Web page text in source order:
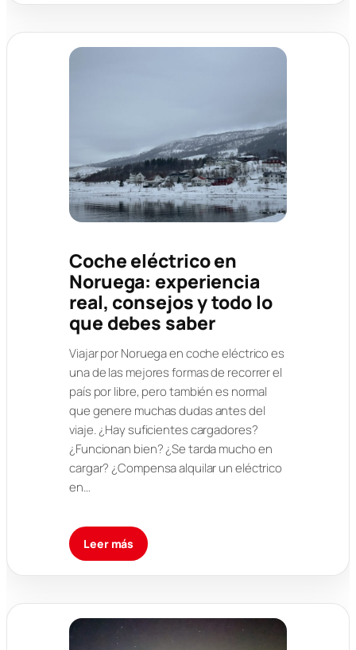
Coche eléctrico en
Noruega: experiencia
real, consejos y todo lo
que debes saber
Viajar por Noruega en coche eléctrico es
una de las mejores formas de recorrer el
país por libre, pero también es normal
que genere muchas dudas antes del
viaje. ¿Hay suficientes cargadores?
¿Funcionan bien? ¿Se tarda mucho en
cargar? ¿Compensa alquilar un eléctrico
en…
Leer más